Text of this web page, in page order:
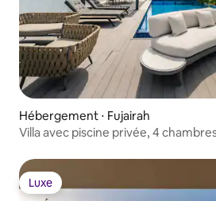
Hébergement ⋅ Fujairah
Villa avec piscine privée, 4
Luxe
Luxe